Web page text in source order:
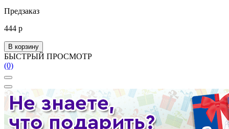
Предзаказ
444 р
В корзину
БЫСТРЫЙ ПРОСМОТР
(0)